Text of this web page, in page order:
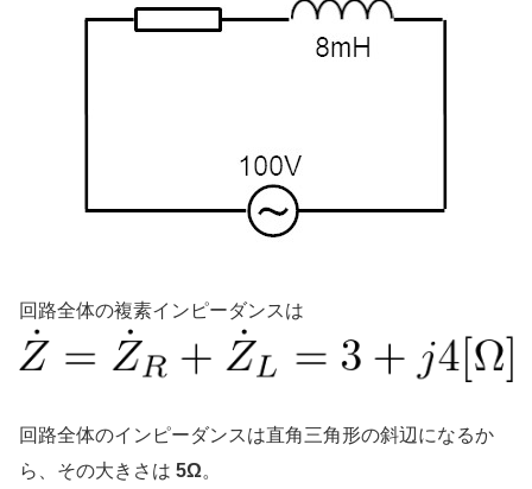
回路全体の複素インピーダンスは
回路全体のインピーダンスは直角三角形の斜辺になるか
ら、その大きさは 5Ω。